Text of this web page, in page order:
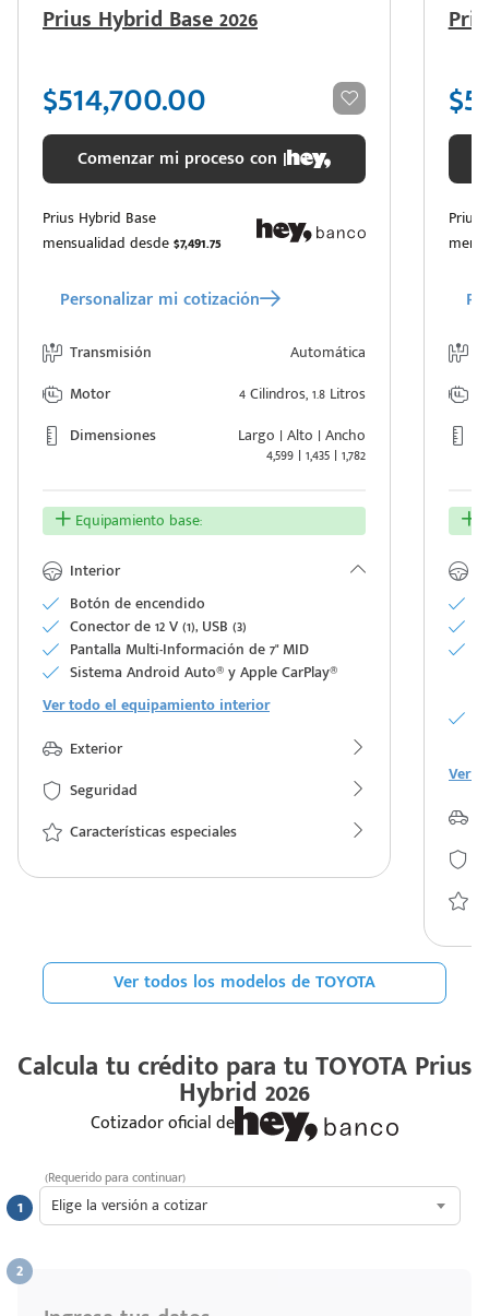
Prius Hybrid Base 2026
$514,700.00
Comenzar mi proceso con |
Prius Hybrid Base
mensualidad desde$7,491.75
Personalizar mi cotización
Transmisión
Automática
Motor
4 Cilindros, 1.8 Litros
Dimensiones
Largo | Alto | Ancho
4,599 | 1,435 | 1,782
Equipamiento base:
Interior
Botón de encendido
Conector de 12 V (1), USB (3)
Pantalla Multi-Información de 7" MID
Sistema Android Auto® y Apple CarPlay®
Ver todo el equipamiento interior
Exterior
Seguridad
Características especiales
Prius
Ver
Ver todos los modelos de TOYOTA
Calcula tu crédito para tu TOYOTA Prius
Hybrid 2026
Cotizador oficial de
Elige la versión a cotizar
(Requerido para continuar)